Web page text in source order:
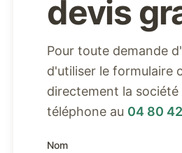
devis
Pour toute demande
d'utiliser le formulaire
directement la société
téléphone au 04 80
Nom